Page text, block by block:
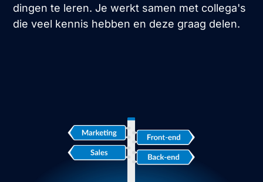
dingen te leren. Je werkt samen met collega's
die veel kennis hebben en deze graag delen.